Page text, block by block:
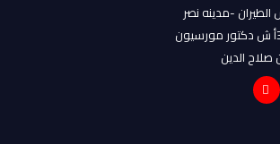
صلاح الدين